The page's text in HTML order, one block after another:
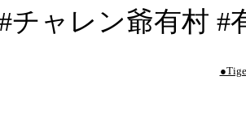
チャレン爺有村 #